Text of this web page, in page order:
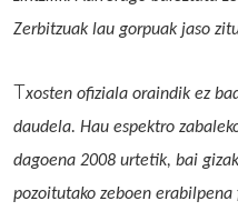
Zerbitzuak lau gorpuak jaso
Txosten ofiziala oraindik ez
daudela. Hau espektro
dagoena 2008 urtetik, bai
pozoitutako zeboen